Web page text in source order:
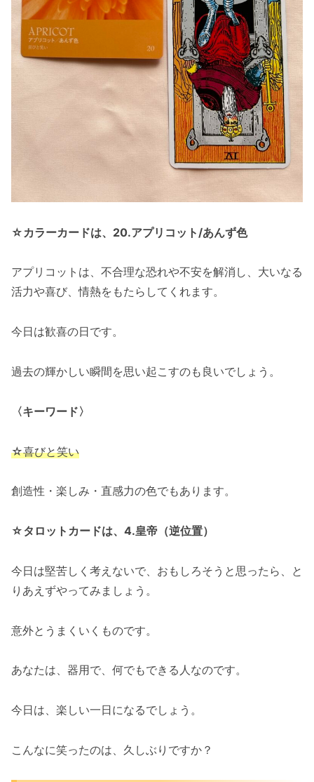
☆カラーカードは、20.アプリコット/あんず色
アプリコットは、不合理な恐れや不安を解消し、大いなる
活力や喜び、情熱をもたらしてくれます。
今日は歓喜の日です。
過去の輝かしい瞬間を思い起こすのも良いでしょう。
〈キーワード〉
☆喜びと笑い
創造性・楽しみ・直感力の色でもあります。
☆タロットカードは、4.皇帝（逆位置）
今日は堅苦しく考えないで、おもしろそうと思ったら、と
りあえずやってみましょう。
意外とうまくいくものです。
あなたは、器用で、何でもできる人なのです。
今日は、楽しい一日になるでしょう。
こんなに笑ったのは、久しぶりですか？